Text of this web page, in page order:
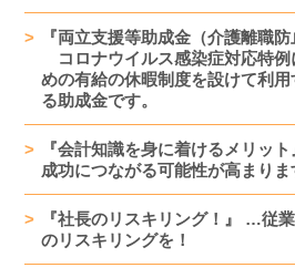
『両立支援等助成金（介護離職
コロナウイルス感染症対応特
めの有給の休暇制度を設けて利
る助成金です。
『会計知識を身に着けるメリ
成功につながる可能性が高まりま
『社長のリスキリング！』 …従
のリスキリングを！